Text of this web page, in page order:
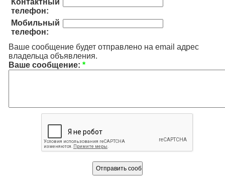
телефон:
Мобильный
телефон:
Ваше сообщение будет отправлено на email адрес
владельца объявления.
Ваше сообщение: *